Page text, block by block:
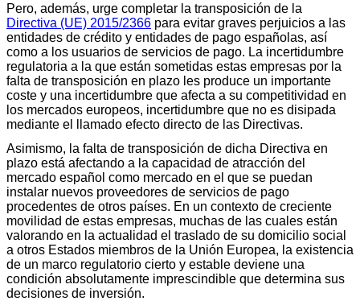
Pero, además, urge completar la transposición de la
Directiva (UE) 2015/2366 para evitar graves perjuicios a las
entidades de crédito y entidades de pago españolas, así
como a los usuarios de servicios de pago. La incertidumbre
regulatoria a la que están sometidas estas empresas por la
falta de transposición en plazo les produce un importante
coste y una incertidumbre que afecta a su competitividad en
los mercados europeos, incertidumbre que no es disipada
mediante el llamado efecto directo de las Directivas.
Asimismo, la falta de transposición de dicha Directiva en
plazo está afectando a la capacidad de atracción del
mercado español como mercado en el que se puedan
instalar nuevos proveedores de servicios de pago
procedentes de otros países. En un contexto de creciente
movilidad de estas empresas, muchas de las cuales están
valorando en la actualidad el traslado de su domicilio social
a otros Estados miembros de la Unión Europea, la existencia
de un marco regulatorio cierto y estable deviene una
condición absolutamente imprescindible que determina sus
decisiones de inversión.